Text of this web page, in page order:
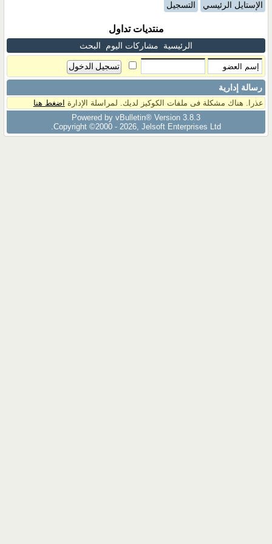
الإستايل الرئيسي التسجيل
منتديات تداول
الرئيسية مشاركات اليوم البحث
رسالة إدارية
عذرا. هناك مشكلة فى ملفات الكوكيز لديك. لمراسلة الإدارة اضغط هنا
Powered by vBulletin® Version 3.8.3
Copyright ©2000 - 2026, Jelsoft Enterprises Ltd.